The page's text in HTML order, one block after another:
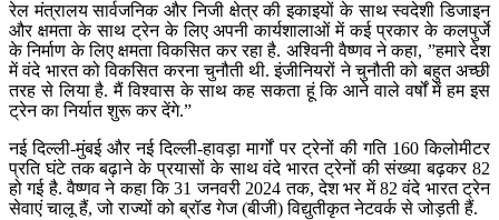
रेल मंत्रालय सार्वजनिक और निजी क्षेत्र की इकाइयों के साथ स्वदेशी डिजाइन
और क्षमता के साथ ट्रेन के लिए अपनी कार्यशालाओं में कई प्रकार के कलपुर्जे
के निर्माण के लिए क्षमता विकसित कर रहा है. अश्विनी वैष्णव ने कहा, ”हमारे देश
में वंदे भारत को विकसित करना चुनौती थी. इंजीनियरों ने चुनौती को बहुत अच्छी
तरह से लिया है. मैं विश्वास के साथ कह सकता हूं कि आने वाले वर्षों में हम इस
ट्रेन का निर्यात शुरू कर देंगे.”
नई दिल्ली-मुंबई और नई दिल्ली-हावड़ा मार्गों पर ट्रेनों की गति 160 किलोमीटर
प्रति घंटे तक बढ़ाने के प्रयासों के साथ वंदे भारत ट्रेनों की संख्या बढ़कर 82
हो गई है. वैष्णव ने कहा कि 31 जनवरी 2024 तक, देश भर में 82 वंदे भारत ट्रेन
सेवाएं चालू हैं, जो राज्यों को ब्रॉड गेज (बीजी) विद्युतीकृत नेटवर्क से जोड़ती हैं.